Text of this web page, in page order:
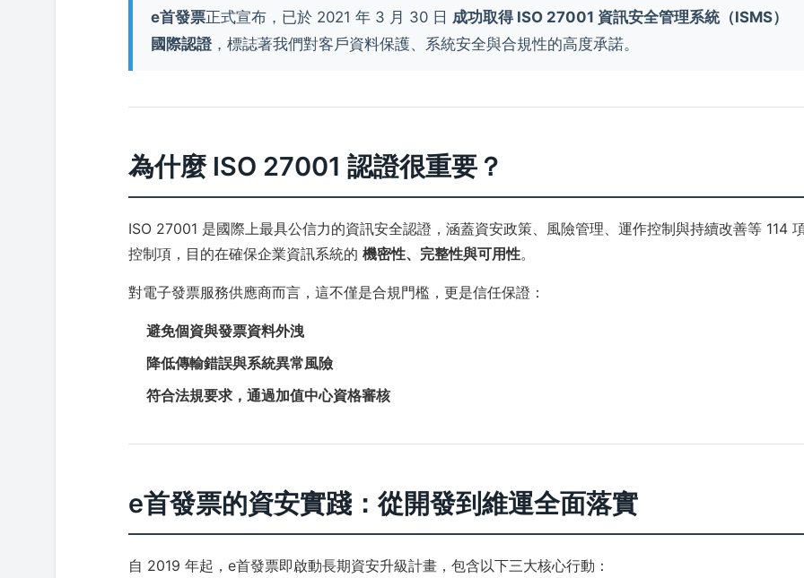
e首發票正式宣布，已於 2021 年 3 月 30 日 成功取得 ISO 27001 資訊安全管理系統（ISMS）
國際認證，標誌著我們對客戶資料保護、系統安全與合規性的高度承諾。
為什麼 ISO 27001 認證很重要？
ISO 27001 是國際上最具公信力的資訊安全認證，涵蓋資安政策、風險管理、運作控制與持續改善等 114
控制項，目的在確保企業資訊系統的機密性、完整性與可用性。
對電子發票服務供應商而言，這不僅是合規門檻，更是信任保證：
避免個資與發票資料外洩
降低傳輸錯誤與系統異常風險
符合法規要求，通過加值中心資格審核
e首發票的資安實踐：從開發到維運全面落實
自 2019 年起，e首發票即啟動長期資安升級計畫，包含以下三大核心行動：